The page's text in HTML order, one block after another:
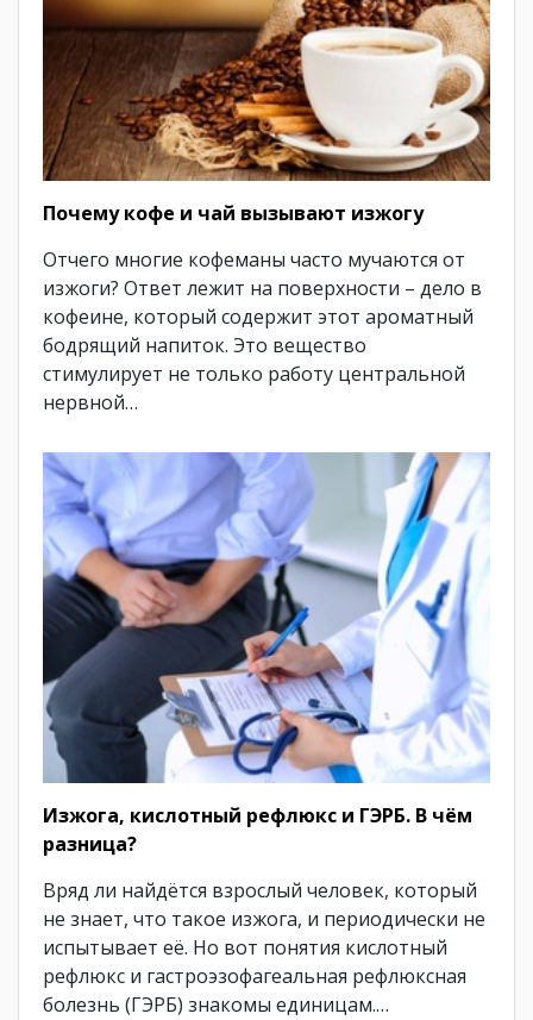
Почему кофе и чай вызывают изжогу
Отчего многие кофеманы часто мучаются от
изжоги? Ответ лежит на поверхности – дело в
кофеине, который содержит этот ароматный
бодрящий напиток. Это вещество
стимулирует не только работу центральной
нервной…
Изжога, кислотный рефлюкс и ГЭРБ. В чём
разница?
Вряд ли найдётся взрослый человек, который
не знает, что такое изжога, и периодически не
испытывает её. Но вот понятия кислотный
рефлюкс и гастроэзофагеальная рефлюксная
болезнь (ГЭРБ) знакомы единицам.…